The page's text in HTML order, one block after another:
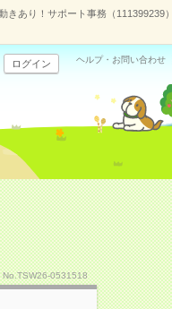
あり！サポート事務（111399239
ログイン ヘルプ・お問い合わせ
No.TSW26-0531518